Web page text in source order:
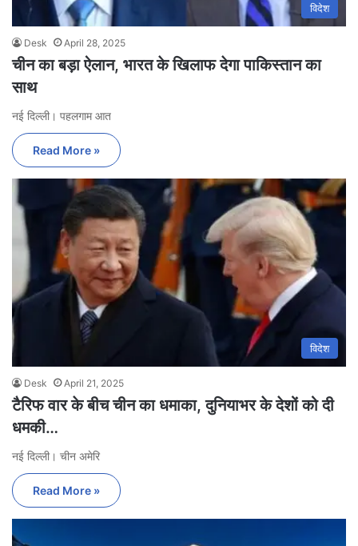
विदेश
Desk April 28, 2025
चीन का बड़ा ऐलान, भारत के खिलाफ देगा पाकिस्तान का
साथ
नई दिल्ली। पहलगाम आत
Read More »
विदेश
Desk April 21, 2025
टैरिफ वार के बीच चीन का धमाका, दुनियाभर के देशों को दी
धमकी…
नई दिल्ली। चीन अमेरि
Read More »